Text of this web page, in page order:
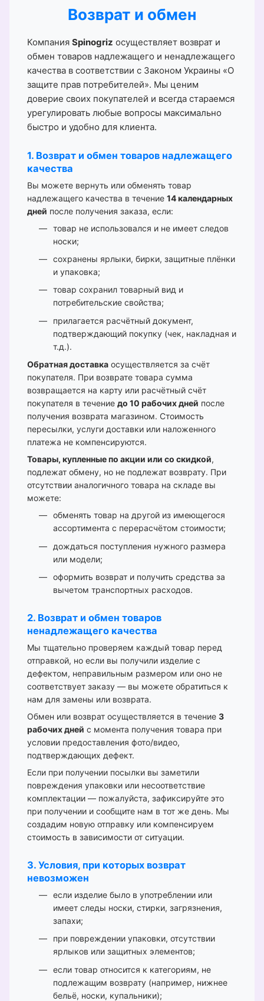
Возврат и обмен
Компания Spinogriz осуществляет возврат и
обмен товаров надлежащего и ненадлежащего
качества в соответствии с Законом Украины «О
защите прав потребителей». Мы ценим
доверие своих покупателей и всегда стараемся
урегулировать любые вопросы максимально
быстро и удобно для клиента.
1. Возврат и обмен товаров надлежащего
качества
Вы можете вернуть или обменять товар
надлежащего качества в течение 14 календарных
дней после получения заказа, если:
товар не использовался и не имеет следов
носки;
сохранены ярлыки, бирки, защитные плёнки
и упаковка;
товар сохранил товарный вид и
потребительские свойства;
прилагается расчётный документ,
подтверждающий покупку (чек, накладная и
т.д.).
Обратная доставка осуществляется за счёт
покупателя. При возврате товара сумма
возвращается на карту или расчётный счёт
покупателя в течение до 10 рабочих дней после
получения возврата магазином. Стоимость
пересылки, услуги доставки или наложенного
платежа не компенсируются.
Товары, купленные по акции или со скидкой,
подлежат обмену, но не подлежат возврату. При
отсутствии аналогичного товара на складе вы
можете:
обменять товар на другой из имеющегося
ассортимента с перерасчётом стоимости;
дождаться поступления нужного размера
или модели;
оформить возврат и получить средства за
вычетом транспортных расходов.
2. Возврат и обмен товаров
ненадлежащего качества
Мы тщательно проверяем каждый товар перед
отправкой, но если вы получили изделие с
дефектом, неправильным размером или оно не
соответствует заказу — вы можете обратиться к
нам для замены или возврата.
Обмен или возврат осуществляется в течение 3
рабочих дней с момента получения товара при
условии предоставления фото/видео,
подтверждающих дефект.
Если при получении посылки вы заметили
повреждения упаковки или несоответствие
комплектации — пожалуйста, зафиксируйте это
при получении и сообщите нам в тот же день. Мы
создадим новую отправку или компенсируем
стоимость в зависимости от ситуации.
3. Условия, при которых возврат
невозможен
если изделие было в употреблении или
имеет следы носки, стирки, загрязнения,
запахи;
при повреждении упаковки, отсутствии
ярлыков или защитных элементов;
если товар относится к категориям, не
подлежащим возврату (например, нижнее
бельё, носки, купальники);